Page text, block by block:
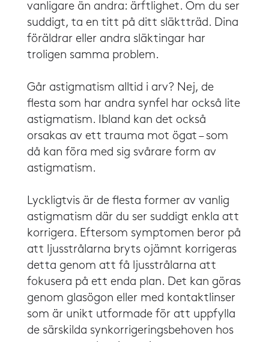
vanligare än andra: ärftlighet. Om du ser
suddigt, ta en titt på ditt släktträd. Dina
föräldrar eller andra släktingar har
troligen samma problem.
​​Går astigmatism alltid i arv? Nej, de
flesta som har andra synfel har också lite
astigmatism. Ibland kan det också
orsakas av ett trauma mot ögat – som
då kan föra med sig svårare form av
astigmatism.
​​Lyckligtvis är de flesta former av vanlig
astigmatism där du ser suddigt enkla att
korrigera. Eftersom symptomen beror på
att ljusstrålarna bryts ojämnt korrigeras
detta genom att få ljusstrålarna att
fokusera på ett enda plan. Det kan göras
genom glasögon eller med kontaktlinser
som är unikt utformade för att uppfylla
de särskilda synkorrigeringsbehoven hos